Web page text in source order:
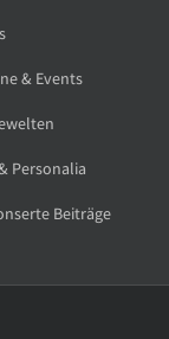
& Events
Personalia
Beiträge